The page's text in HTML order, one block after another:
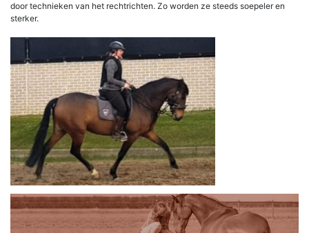
door technieken van het rechtrichten. Zo worden ze steeds soepeler en
sterker.